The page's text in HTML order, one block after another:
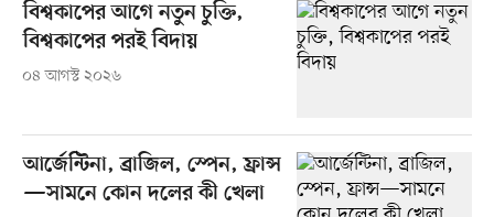
বিশ্বকাপের আগে নতুন চুক্তি,
বিশ্বকাপের পরই বিদায়
০৪ আগস্ট ২০২৬
আর্জেন্টিনা, ব্রাজিল, স্পেন, ফ্রান্স
—সামনে কোন দলের কী খেলা